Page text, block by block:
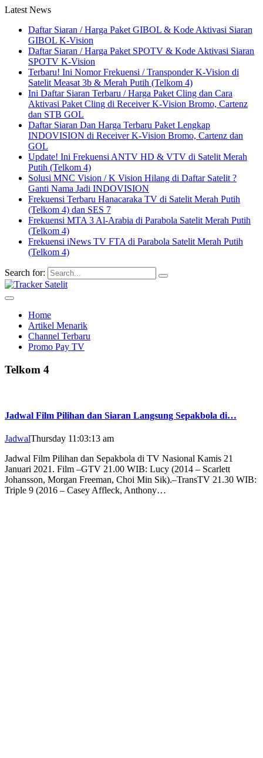
Latest News
Daftar Siaran / Harga Paket GIBOL & Kode Aktivasi Siaran
GIBOL K-Vision
Daftar Siaran / Harga Paket SPOTV & Kode Aktivasi Siaran
SPOTV K-Vision
Terbaru! Ini Nomor Frekuensi / Transponder K-Vision di
Satelit Measat 3b & Merah Putih (Telkom 4)
Ini Daftar Siaran Terbaru / Harga Paket Cling dan Cara
Aktivasi Paket Cling di Receiver K-Vision Bromo, Cartenz
dan STB GOL
Daftar Siaran Dan Harga Terbaru Paket Lengkap
INDOVISION di Receiver K-Vision Bromo, Cartenz dan
GOL
Update! Ini Frekuensi ANTV HD & VTV di Satelit Merah
Putih (Telkom 4)
Solusi MNC Vision / K Vision Hilang di Daftar Satelit ?
Ganti Nama Jadi INDOVISION
Frekuensi Terbaru Hanacaraka TV di Satelit Merah Putih
(Telkom 4) dan SES 7
Frekuensi MTA 3 Al-Arabia di Parabola Satelit Merah Putih
(Telkom 4)
Frekuensi iNews TV FTA di Parabola Satelit Merah Putih
(Telkom 4)
Search for:
Home
Artikel Menarik
Channel Terbaru
Promo Pay TV
Telkom 4
Jadwal Film Pilihan dan Siaran Langsung Sepakbola di…
JadwalThursday 11:03:13 am
Jadwal Film Pilihan dan Sepakbola di TV Nasional Kamis 21
Januari 2021. Film –GTV 21.00 WIB: Lucy (2014 – Scarlett
Johansson, Morgan Freeman, Choi Min Sik).–TransTV 21.30 WIB:
Triple 9 (2016 – Casey Affleck, Anthony…